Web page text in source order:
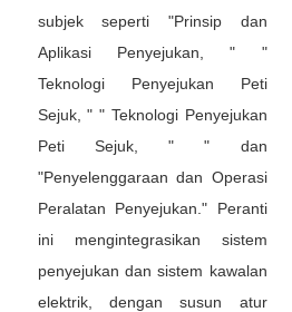
subjek seperti "Prinsip dan
Aplikasi Penyejukan, " "
Teknologi Penyejukan Peti
Sejuk, " " Teknologi Penyejukan
Peti Sejuk, " " dan
"Penyelenggaraan dan Operasi
Peralatan Penyejukan." Peranti
ini mengintegrasikan sistem
penyejukan dan sistem kawalan
elektrik, dengan susun atur